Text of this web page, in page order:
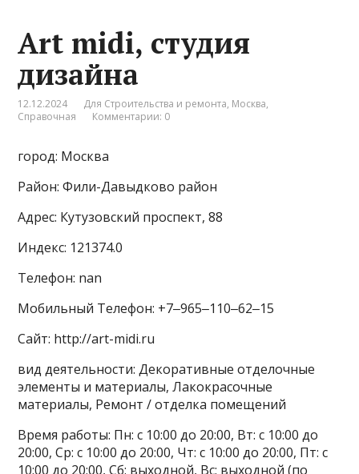
Art midi, студия
дизайна
12.12.2024 Для Строительства и ремонта, Москва,
Справочная
Комментарии: 0
город: Москва
Район: Фили-Давыдково район
Адрес: Кутузовский проспект, 88
Индекс: 121374.0
Телефон: nan
Мобильный Телефон: +7‒965‒110‒62‒15
Сайт: http://art-midi.ru
вид деятельности: Декоративные отделочные
элементы и материалы, Лакокрасочные
материалы, Ремонт / отделка помещений
Время работы: Пн: с 10:00 до 20:00, Вт: с 10:00 до
20:00, Ср: с 10:00 до 20:00, Чт: с 10:00 до 20:00, Пт: с
10:00 до 20:00, Сб: выходной, Вс: выходной (по